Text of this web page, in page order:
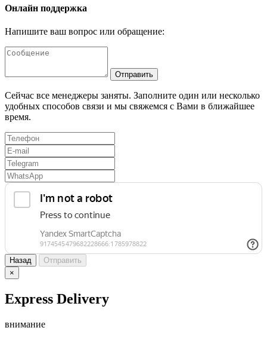
Онлайн поддержка
Напишите ваш вопрос или обращение:
Отправить
Сейчас все менеджеры заняты. Заполните один или несколько
удобных способов связи и мы свяжемся с Вами в ближайшее
время.
Назад
Отправить
×
Express Delivery
внимание